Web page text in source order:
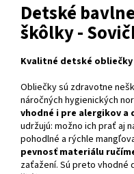
Detské
škôlky -
Kvalitné detské
Obliečky sú zdravotne
náročných hygienických
vhodné i pre alergikov a
udržujú: možno ich prať aj
pohodlné a rýchle
pevnosť materiálu
zaťažení. Sú preto